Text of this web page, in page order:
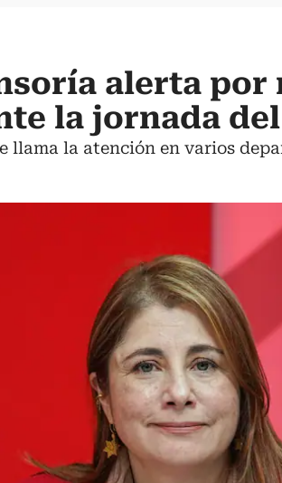
alerta por
la jornada
llama la atención en varios